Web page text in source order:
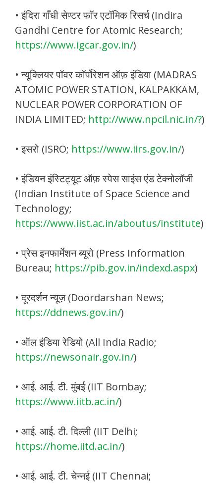
• इंदिरा गाँधी सेण्टर फॉर एटॉमिक रिसर्च (Indira
Gandhi Centre for Atomic Research;
https://www.igcar.gov.in/)
• न्यूक्लियर पॉवर कॉर्पोरेशन ऑफ़ इंडिया (MADRAS
ATOMIC POWER STATION, KALPAKKAM,
NUCLEAR POWER CORPORATION OF
INDIA LIMITED; http://www.npcil.nic.in/?)
• इसरो (ISRO; https://www.iirs.gov.in/)
• इंडियन इंस्टिट्यूट ऑफ़ स्पेस साइंस एंड टेक्नोलॉजी
(Indian Institute of Space Science and
Technology;
https://www.iist.ac.in/aboutus/institute)
• प्रेस इनफार्मेशन ब्यूरो (Press Information
Bureau; https://pib.gov.in/indexd.aspx)
• दूरदर्शन न्यूज़ (Doordarshan News;
https://ddnews.gov.in/)
• ऑल इंडिया रेडियो (All India Radio;
https://newsonair.gov.in/)
• आई. आई. टी. मुंबई (IIT Bombay;
https://www.iitb.ac.in/)
• आई. आई. टी. दिल्ली (IIT Delhi;
https://home.iitd.ac.in/)
• आई. आई. टी. चेन्नई (IIT Chennai;